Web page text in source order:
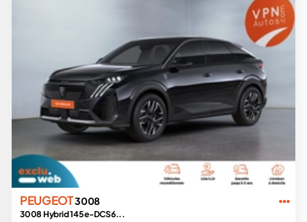
PEUGEOT3008
3008 Hybrid 145 e-DCS6...